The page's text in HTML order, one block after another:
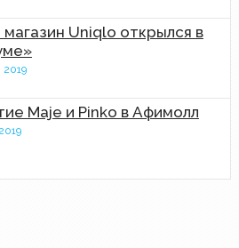
Uniqlo открылся в
2019
Maje и Pinko в Афимолл